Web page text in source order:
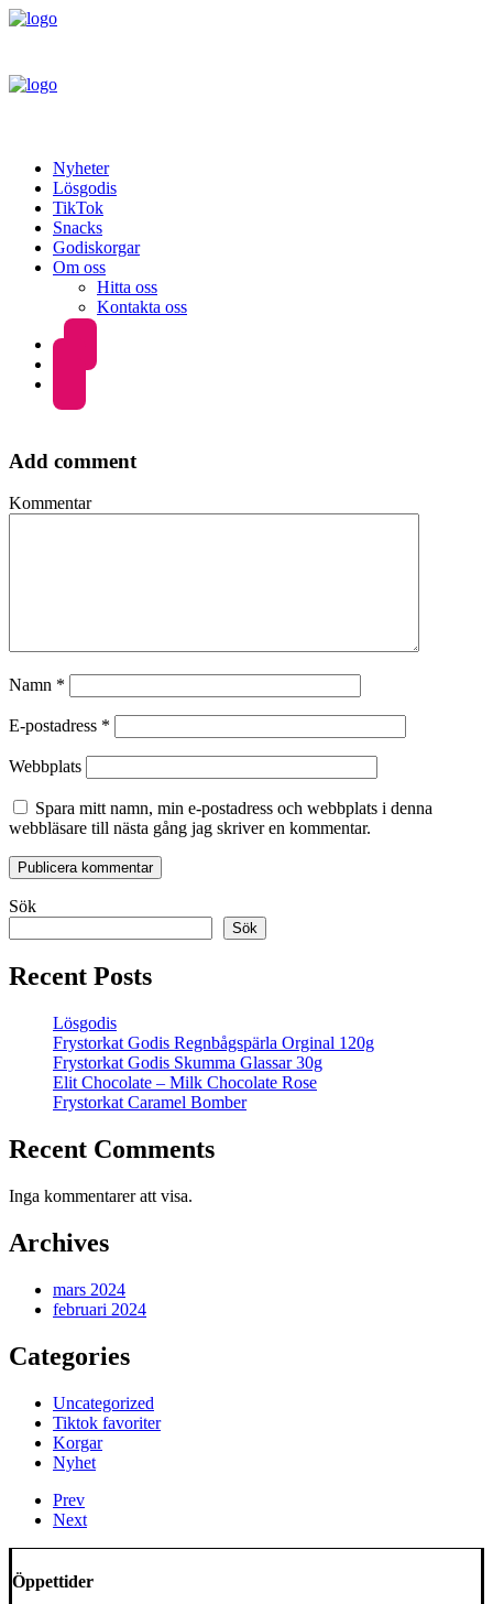
Nyheter
Lösgodis
TikTok
Snacks
Godiskorgar
Om oss
Hitta oss
Kontakta oss
Add comment
Kommentar
Namn *
E-postadress *
Webbplats
Spara mitt namn, min e-postadress och webbplats i denna
webbläsare till nästa gång jag skriver en kommentar.
Sök
Sök
Recent Posts
Lösgodis
Frystorkat Godis Regnbågspärla Orginal 120g
Frystorkat Godis Skumma Glassar 30g
Elit Chocolate – Milk Chocolate Rose
Frystorkat Caramel Bomber
Recent Comments
Inga kommentarer att visa.
Archives
mars 2024
februari 2024
Categories
Uncategorized
Tiktok favoriter
Korgar
Nyhet
Prev
Next
Öppettider